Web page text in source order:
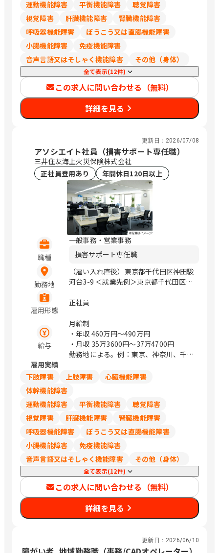
本県熊本市南区田井島1丁目7-1 宮崎県
延岡市日の出町2丁目1番地9 （メモリア
ルライフ1階北号室） 宮崎県宮崎市高千
穂通2-3-20 鹿児島県鹿児島市与次郎2丁
目4番7号 ※転居を伴う転勤なし。 ※原
則マイカー通勤不可 / 札幌、盛岡、勾当
台公園、山形、郡山、水戸、宇都宮、前
橋、浦和、熊谷、川越、千葉みなと、船
橋、流山おおたかの森、池袋、新宿、表
参道、立川、みなとみらい、海老名、辻
堂、新潟、金沢、甲府、松本、岐阜、静
岡、栄、豊橋、岡崎、草津、彦根、烏丸
阪大前、枚方市、なかもず、東岸和田、
明石、姫路、西宮北口、和歌山市、三本
松口、乃木、北長瀬、倉敷、下祇園、櫛
ケ浜、綾羅木、新山口、徳島、松山、高
知、祇園、小倉、西鉄久留米、佐賀、平
成、延岡、宮崎、郡元
運動機能障害
平衡機能障害
聴覚障害
視覚障害
肝臓機能障害
腎臓機能障害
呼吸器機能障害
ぼうこう又は直腸機能障害
小腸機能障害
免疫機能障害
音声言語又はそしゃく機能障害
その他（身体）
全て表示(12件)
この求人に問い合わせる（無料）
詳細を見る
更新日： 2026/07/08
アソシエイト社員（損害サポート専任職）
三井住友海上火災保険株式会社
正社員登用あり
年間休日120日以上
職種
一般事務・営業事務
損害サポート専任職
勤務地
（雇い入れ直後）東京都千代田区神田駿
河台3-9 ＜就業先例＞東京都千代田区神
町
雇用形態
正社員
給与
月給制
・年収 460万円〜490万円
・月収 35万3600円〜37万4700円
勤務地による。例：東京、神奈川、千
雇用実績
下肢障害
上肢障害
心臓機能障害
体幹機能障害
運動機能障害
平衡機能障害
聴覚障害
視覚障害
肝臓機能障害
腎臓機能障害
呼吸器機能障害
ぼうこう又は直腸機能障害
小腸機能障害
免疫機能障害
音声言語又はそしゃく機能障害
その他（身体）
全て表示(12件)
この求人に問い合わせる（無料）
詳細を見る
更新日： 2026/06/10